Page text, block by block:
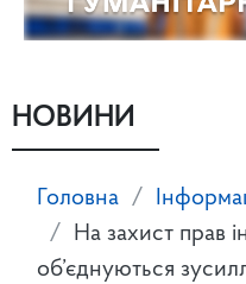
НОВИНИ
Головна
На захист прав
об’єднуються